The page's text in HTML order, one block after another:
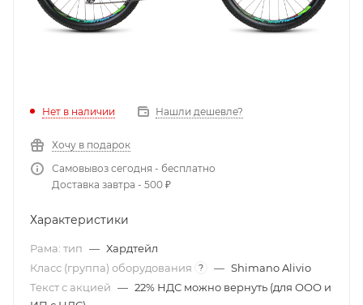
Нет в наличии Нашли дешевле?
Хочу в подарок
Самовывоз сегодня - бесплатно
Доставка завтра - 500 ₽
Характеристики
Рама: тип — Хардтейл
Класс (группа) оборудования
? — Shimano Alivio
Текст с акцией — 22% НДС можно вернуть (для ООО и